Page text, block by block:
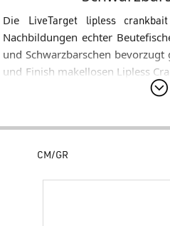
Die LiveTarget lipless crankbait
Nachbildungen echter
und Schwarzbarschen
und Finish makellosen Lipless
bezeichnet, um ihre
Sonnenbarsch und andere
Ausgestattet mit einem
CM/GR